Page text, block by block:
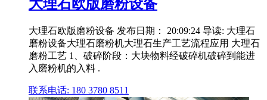
大理石欧版磨粉设备
大理石欧版磨粉设备 发布日期： 20:09:24 导读: 大理石
磨粉设备大理石磨粉机大理石生产工艺流程应用 大理石
磨粉工艺 1、破碎阶段：大块物料经破碎机破碎到能进
入磨粉机的入料 .
联系电话: 180 3780 8511